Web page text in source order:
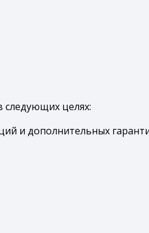
следующих целях:
и дополнительных